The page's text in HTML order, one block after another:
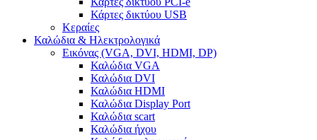
Κάρτες δικτύου USB
Κεραίες
Καλώδια & Ηλεκτρολογικά
Εικόνας (VGA, DVI, HDMI, DP)
Καλώδια VGA
Καλώδια DVI
Καλώδια HDMI
Καλώδια Display Port
Καλώδια scart
Καλώδια ήχου